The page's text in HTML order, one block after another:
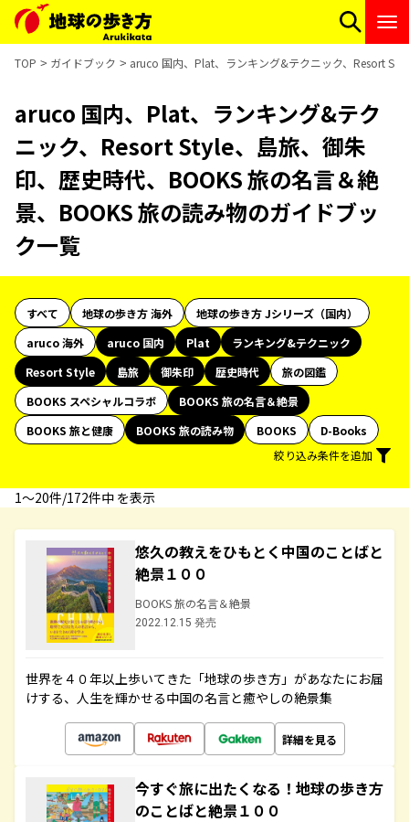
TOP ガイドブック aruco 国内、Plat、ランキング&テクニック、Resort
aruco 国内、Plat、ランキング&テク
ニック、Resort Style、島旅、御朱
印、歴史時代、BOOKS 旅の名言＆絶
景、BOOKS 旅の読み物のガイドブッ
ク一覧
すべて 地球の歩き方 海外
地球の歩き方 Jシリーズ（国内）
aruco 海外
aruco 国内 Plat
ランキング&テクニック
Resort Style
島旅 御朱印 歴史時代
旅の図鑑
BOOKS スペシャルコラボ
BOOKS 旅の名言＆絶景
BOOKS 旅と健康
BOOKS 旅の読み物 BOOKS
D-Books
絞り込み条件を追加
1〜20件/172件中 を表示
悠久の教えをひもとく中国のことばと
絶景１００
BOOKS 旅の名言＆絶景
2022.12.15 発売
世界を４０年以上歩いてきた「地球の歩き方」があなたにお届
けする、人生を輝かせる中国の名言と癒やしの絶景集
詳細を見る
今すぐ旅に出たくなる！地球の歩き方
のことばと絶景１００